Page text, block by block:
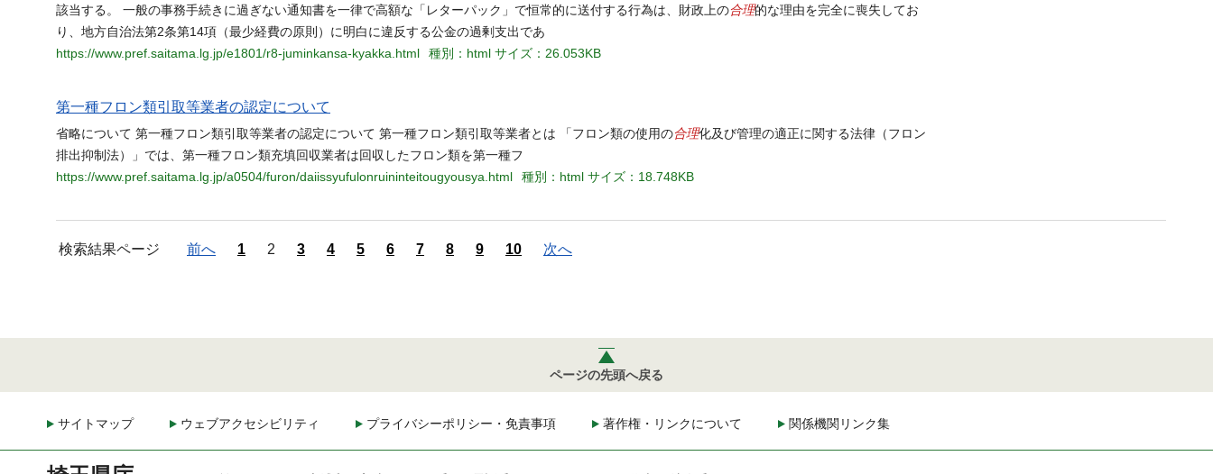
該当する。 一般の事務手続きに過ぎない通知書を一律で高額な「レターパック」で恒常的に送付する行為は、財政上の合理的な理由を完全に喪失してお
り、地方自治法第2条第14項（最少経費の原則）に明白に違反する公金の過剰支出であ
https://www.pref.saitama.lg.jp/e1801/r8-juminkansa-kyakka.html
種別：html サイズ：26.053KB
第一種フロン類引取等業者の認定について
省略について 第一種フロン類引取等業者の認定について 第一種フロン類引取等業者とは 「フロン類の使用の合理化及び管理の適正に関する法律（フロン
排出抑制法）」では、第一種フロン類充填回収業者は回収したフロン類を第一種フ
https://www.pref.saitama.lg.jp/a0504/furon/daiissyufulonruininteitougyousya.html
種別：html サイズ：18.748KB
検索結果ページ 前へ 1 2 3 4 5 6 7 8 9 10 次へ
ページの先頭へ戻る
サイトマップ ウェブアクセシビリティ プライバシーポリシー・免責事項 著作権・リンクについて 関係機関リンク集